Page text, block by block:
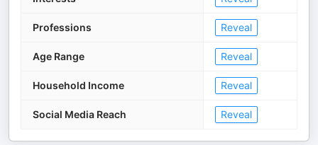
Professions Reveal
Age Range Reveal
Household Income Reveal
Social Media Reach Reveal